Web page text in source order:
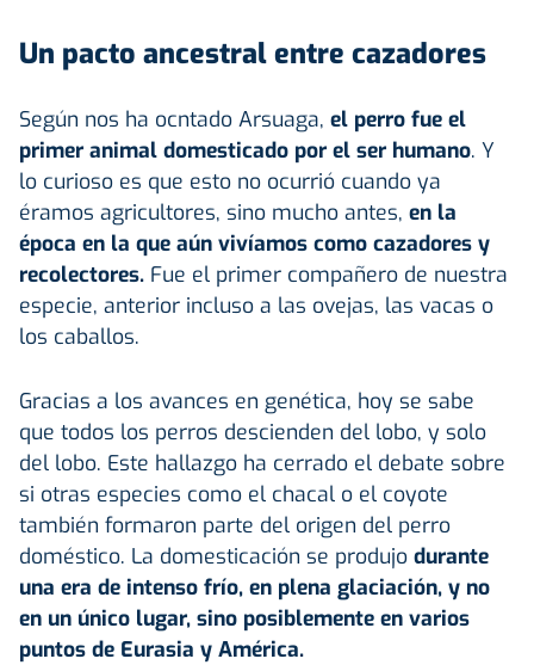
Un pacto ancestral entre cazadores
Según nos ha ocntado Arsuaga, el perro fue el
primer animal domesticado por el ser humano. Y
lo curioso es que esto no ocurrió cuando ya
éramos agricultores, sino mucho antes, en la
época en la que aún vivíamos como cazadores y
recolectores. Fue el primer compañero de nuestra
especie, anterior incluso a las ovejas, las vacas o
los caballos.
Gracias a los avances en genética, hoy se sabe
que todos los perros descienden del lobo, y solo
del lobo. Este hallazgo ha cerrado el debate sobre
si otras especies como el chacal o el coyote
también formaron parte del origen del perro
doméstico. La domesticación se produjo durante
una era de intenso frío, en plena glaciación, y no
en un único lugar, sino posiblemente en varios
puntos de Eurasia y América.